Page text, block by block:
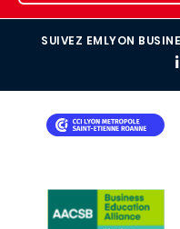
SUIVEZ EMLYON
IMAGE